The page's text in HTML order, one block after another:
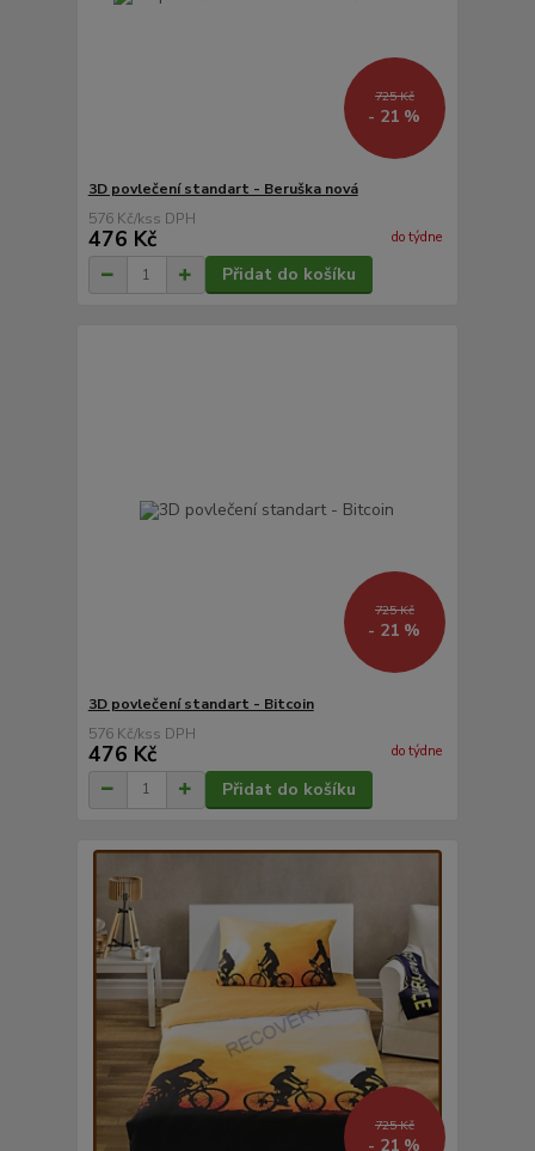
725 Kč
- 21 %
3D povlečení standart - Beruška nová
576 Kč/ks
476 Kč do týdne
Přidat do košíku
725 Kč
- 21 %
3D povlečení standart - Bitcoin
576 Kč/ks
476 Kč do týdne
Přidat do košíku
725 Kč
- 21 %